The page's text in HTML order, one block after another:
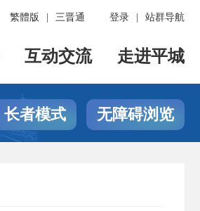
登录 站群导航
繁體版 三晋通
互动交流 走进平城
长者模式 无障碍浏览